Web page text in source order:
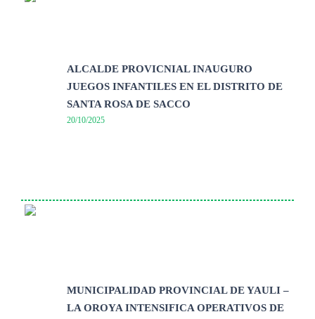
ALCALDE PROVICNIAL INAUGURO
JUEGOS INFANTILES EN EL DISTRITO DE
SANTA ROSA DE SACCO
20/10/2025
MUNICIPALIDAD PROVINCIAL DE YAULI –
LA OROYA INTENSIFICA OPERATIVOS DE